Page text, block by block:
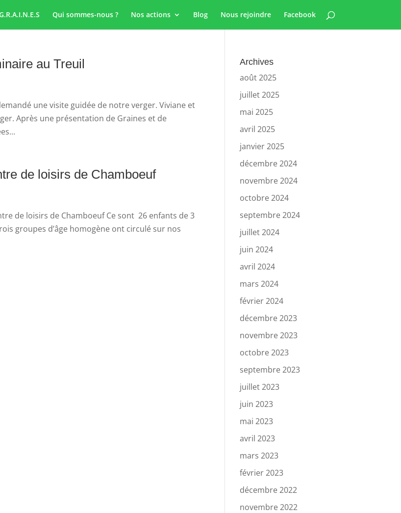
Qui sommes-nous ? Nos actions Blog Nous rejoindre Facebook
au Treuil
une visite guidée de notre verger. Viviane et
Après une présentation de Graines et de
de loisirs de Chamboeuf
de loisirs de Chamboeuf Ce sont 26 enfants de 3
groupes d’âge homogène ont circulé sur nos
Archives
août 2025
juillet 2025
mai 2025
avril 2025
janvier 2025
décembre 2024
novembre 2024
octobre 2024
septembre 2024
juillet 2024
juin 2024
avril 2024
mars 2024
février 2024
décembre 2023
novembre 2023
octobre 2023
septembre 2023
juillet 2023
juin 2023
mai 2023
avril 2023
mars 2023
février 2023
décembre 2022
novembre 2022